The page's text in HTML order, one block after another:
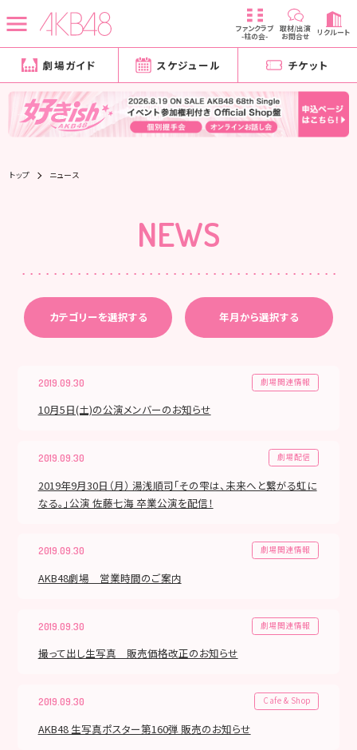
ファンクラブ
-柱の会-
取材/出演
お問合せ リクルート
劇場ガイド スケジュール チケット
トップ ニュース
NEWS
カテゴリーを選択する 年月から選択する
2019.09.30 劇場関連情報
10月5日(土)の公演メンバーのお知らせ
2019.09.30 劇場配信
2019年9月30日（月） 湯浅順司「その雫は、未来へと繋がる虹に
なる。」公演 佐藤七海 卒業公演を配信！
2019.09.30 劇場関連情報
AKB48劇場 営業時間のご案内
2019.09.30 劇場関連情報
撮って出し生写真 販売価格改正のお知らせ
2019.09.30 Cafe & Shop
AKB48 生写真ポスター第160弾 販売のお知らせ